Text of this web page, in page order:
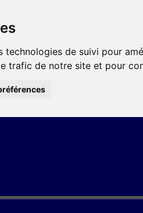
technologies de suivi pour
trafic de notre site et pour